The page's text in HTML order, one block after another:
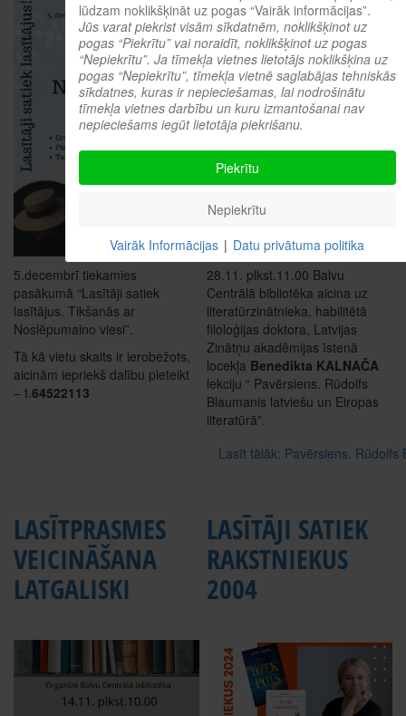
5.decembrī tiekamies
pasākumā “Lasītāji satiek
lasītājus. Tikšanās ar
Noslēpumaino viesi”.
Tā kā vietu skaits ir ierobežots,
aicinām iepriekš dalību pieteikt
– t.64522113
28.11. plkst.11.00 Balvu
Centrālā bibliotēka aicina uz
literatūrzinātnieka, habilitētā
filoloģijas doktora, Latvijas
Zinātņu akadēmijas īstenā
locekļa Benedikta KALNAČA
lekciju “ Pavērsiens. Rūdolfs
Blaumanis latviešu un Eiropas
literatūrā”.
Lasīt tālāk: Pavērsiens. Rūdolfs
LASĪTPRASMES
VEICINĀŠANA
LATGALISKI
LASĪTĀJI SATIEK
RAKSTNIEKUS
2004
lūdzam noklikšķināt uz pogas “Vairāk informācijas”.
Jūs varat piekrist visām sīkdatnēm, noklikšķinot uz
pogas “Piekrītu” vai noraidīt, noklikšķinot uz pogas
“Nepiekrītu”. Ja tīmekļa vietnes lietotājs noklikšķina uz
pogas “Nepiekrītu”, tīmekļa vietnē saglabājas tehniskās
sīkdatnes, kuras ir nepieciešamas, lai nodrošinātu
tīmekļa vietnes darbību un kuru izmantošanai nav
nepieciešams iegūt lietotāja piekrišanu.
Piekrītu
Nepiekrītu
Vairāk Informācijas | Datu privātuma politika